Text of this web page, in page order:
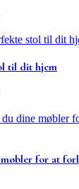
til dit hjem
for at